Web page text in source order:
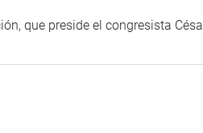
que preside el congresista